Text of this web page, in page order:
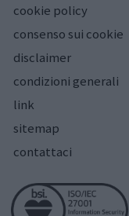
cookie policy
consenso sui cookie
disclaimer
condizioni generali
link
sitemap
contattaci